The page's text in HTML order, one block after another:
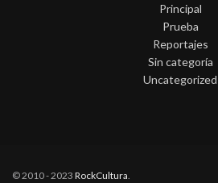
Principal
Prueba
Reportajes
Sin categoría
Uncategorized
© 2010 - 2023 RockCultura